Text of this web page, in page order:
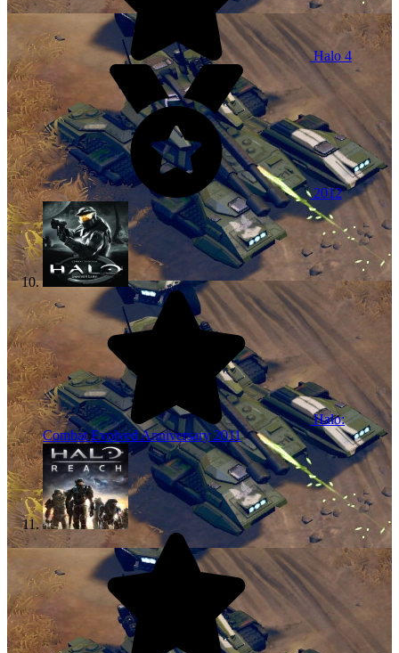
Halo 4
2012
Halo:
Combat Evolved Anniversary2011